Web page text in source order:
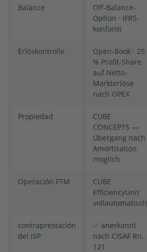
Balance
Off-Balance-
Option · IFRS-
konform
Erlöskontrolle
Open-Book · 25
% Profit-Share
auf Netto-
Markterlöse
nach OPEX
Propiedad
CUBE
CONCEPTS —
Übergang nach
Amortisation
möglich
Operación FTM
CUBE
EfficiencyUnit
vollautomatisch
contraprestación
del ISP
✅ anerkannt
nach CISAF Rn.
121